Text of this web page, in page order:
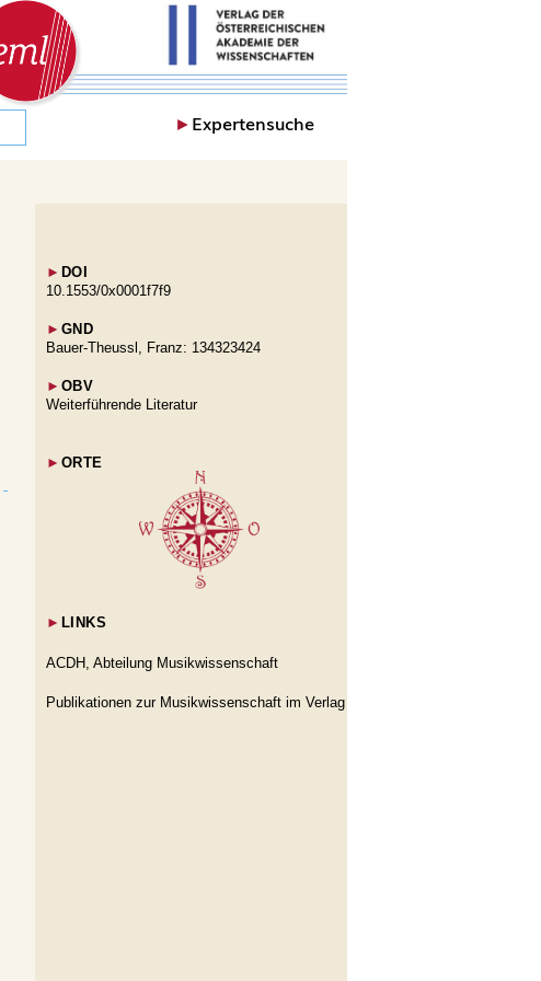
►Expertensuche
► DOI
10.1553/0x0001f7f9
► GND
Bauer-Theussl, Franz: 134323424
► OBV
Weiterführende Literatur
► ORTE
► LINKS
ACDH, Abteilung Musikwissenschaft
Publikationen zur Musikwissenschaft im Verlag